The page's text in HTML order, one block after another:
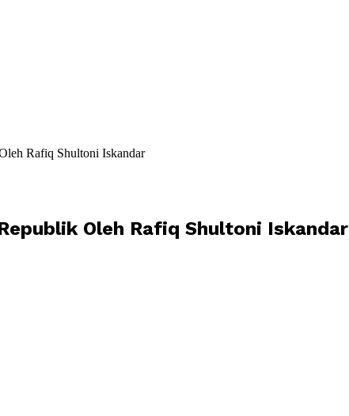
Rafiq Shultoni Iskandar
Oleh Rafiq Shultoni Iskandar